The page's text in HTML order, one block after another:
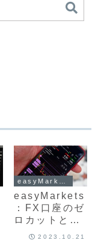
easyMarkets
：FX口座のゼ
ロカットとロ
スカットのル
2023.10.21